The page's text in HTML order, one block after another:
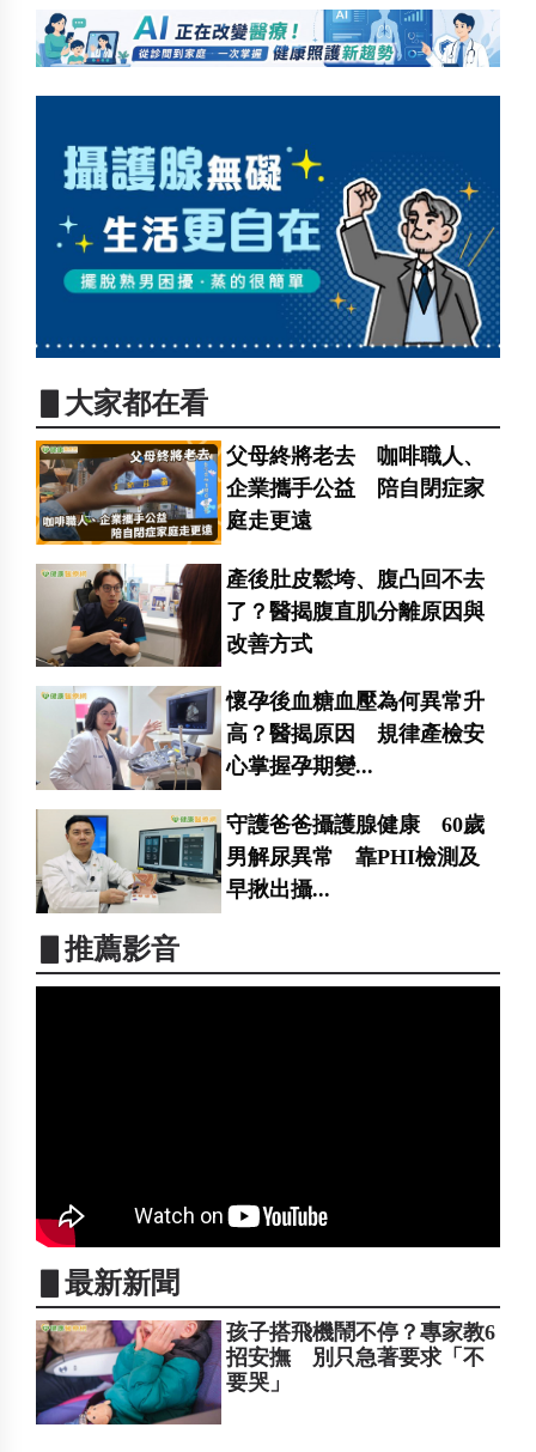
▋大家都在看
父母終將老去 咖啡職人、
企業攜手公益 陪自閉症家
庭走更遠
產後肚皮鬆垮、腹凸回不去
了？醫揭腹直肌分離原因與
改善方式
懷孕後血糖血壓為何異常升
高？醫揭原因 規律產檢安
心掌握孕期變...
守護爸爸攝護腺健康 60歲
男解尿異常 靠PHI檢測及
早揪出攝...
▋推薦影音
▋最新新聞
孩子搭飛機鬧不停？專家教6
招安撫 別只急著要求「不
要哭」